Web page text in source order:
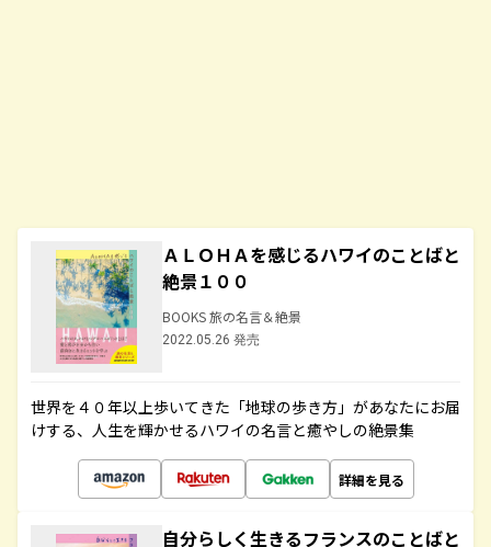
ＡＬＯＨＡを感じるハワイのことばと
絶景１００
BOOKS 旅の名言＆絶景
2022.05.26 発売
世界を４０年以上歩いてきた「地球の歩き方」があなたにお届
けする、人生を輝かせるハワイの名言と癒やしの絶景集
詳細を見る
自分らしく生きるフランスのことばと